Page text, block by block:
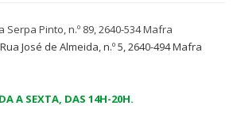
Serpa Pinto, n.º 89, 2640-534 Mafra
Rua José de Almeida, n.º 5, 2640-494 Mafra
A SEXTA, DAS 14H-20H.